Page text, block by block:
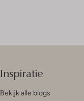
Inspiratie
Bekijk alle blogs